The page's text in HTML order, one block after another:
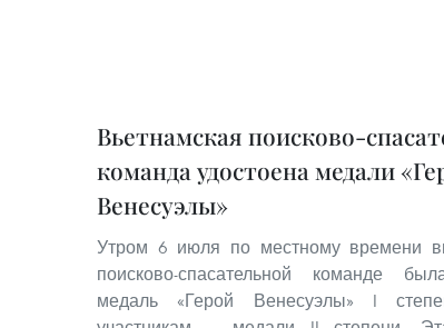
Вьетнамская поисково-
команда удостоена медали
Венесуэлы»
Утром 6 июля по местному времени
поисково-спасательной команде
медаль «Герой Венесуэлы» I